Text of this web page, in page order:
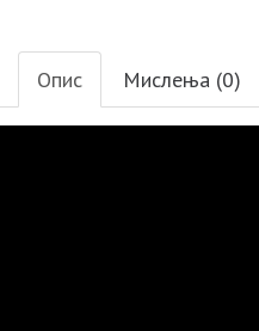
Опис Мислења (0)